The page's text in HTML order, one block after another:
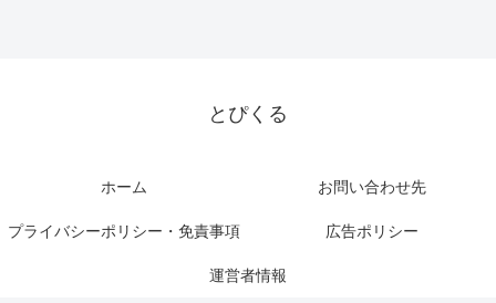
とぴくる
ホーム お問い合わせ先
プライバシーポリシー・免責事項 広告ポリシー
運営者情報